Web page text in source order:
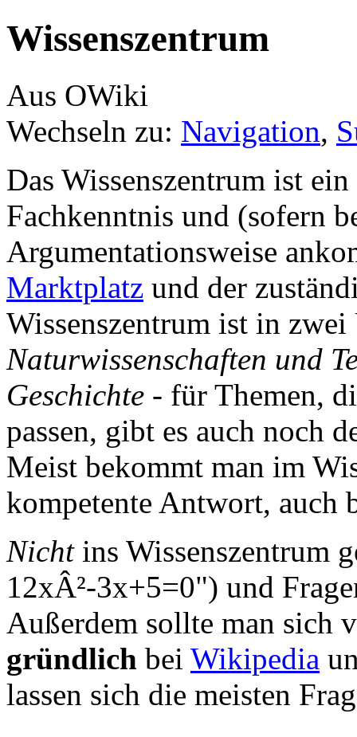
Wissenszentrum
Aus OWiki
Wechseln zu: Navigation,
Das Wissenszentrum ist
Fachkenntnis und (sofern
Argumentationsweise
Marktplatz und der
Wissenszentrum ist in
Naturwissenschaften und
Geschichte - für Themen,
passen, gibt es auch noch
Meist bekommt man im
kompetente Antwort, auch
Nichtins Wissenszentrum
12xÂ²-3x+5=0") und
Außerdem sollte man sich
gründlich bei Wikipedia
lassen sich die meisten